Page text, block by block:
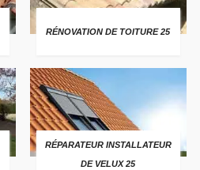
RÉNOVATION DE TOITURE 25
RÉPARATEUR INSTALLATEUR
DE VELUX 25